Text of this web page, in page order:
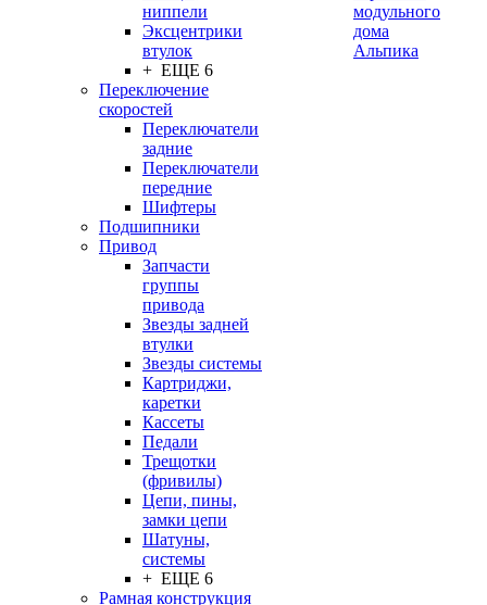
ниппели
Эксцентрики
втулок
+ ЕЩЕ 6
Переключение
скоростей
Переключатели
задние
Переключатели
передние
Шифтеры
Подшипники
Привод
Запчасти
группы
привода
Звезды задней
втулки
Звезды системы
Картриджи,
каретки
Кассеты
Педали
Трещотки
(фривилы)
Цепи, пины,
замки цепи
Шатуны,
системы
+ ЕЩЕ 6
Рамная конструкция
модульного
дома
Альпика